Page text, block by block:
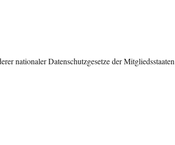
nationaler Datenschutzgesetze der Mitgliedsstaaten